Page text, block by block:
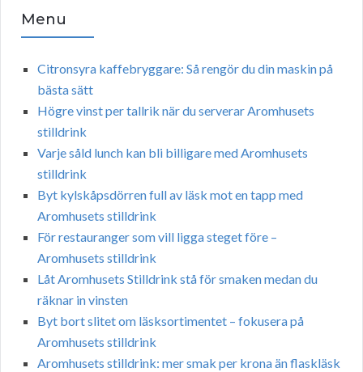
Menu
Citronsyra kaffebryggare: Så rengör du din maskin på
bästa sätt
Högre vinst per tallrik när du serverar Aromhusets
stilldrink
Varje såld lunch kan bli billigare med Aromhusets
stilldrink
Byt kylskåpsdörren full av läsk mot en tapp med
Aromhusets stilldrink
För restauranger som vill ligga steget före –
Aromhusets stilldrink
Låt Aromhusets Stilldrink stå för smaken medan du
räknar in vinsten
Byt bort slitet om läsksortimentet – fokusera på
Aromhusets stilldrink
Aromhusets stilldrink: mer smak per krona än flaskläsk